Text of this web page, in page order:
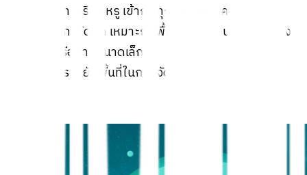
โทนสีเทา เรียบหรู เข้ากับทุกสไตล์ห้องครัว
ขนาดกะทัดรัด เหมาะกับพื้นที่จำกัด เช่น คอนโด ห้อง
พัก หรือบ้านขนาดเล็ก
ช่วยประหยัดพื้นที่ในการจัดวาง